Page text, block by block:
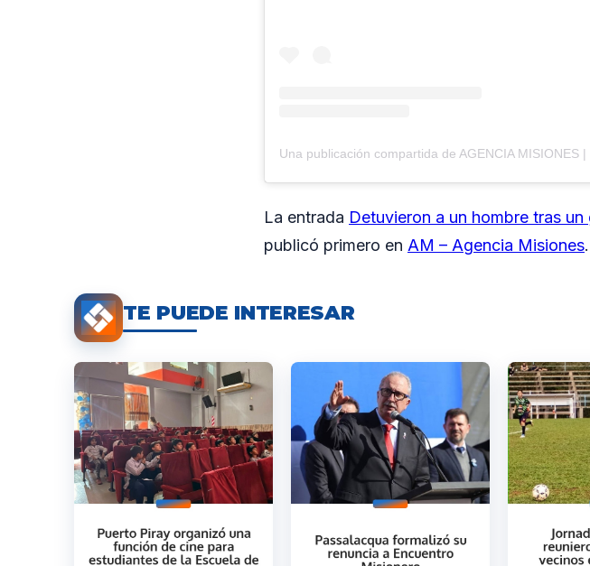
La entrada Detuvieron a un hombre tras
publicó primero en AM – Agencia Misiones.
TE PUEDE INTERESAR